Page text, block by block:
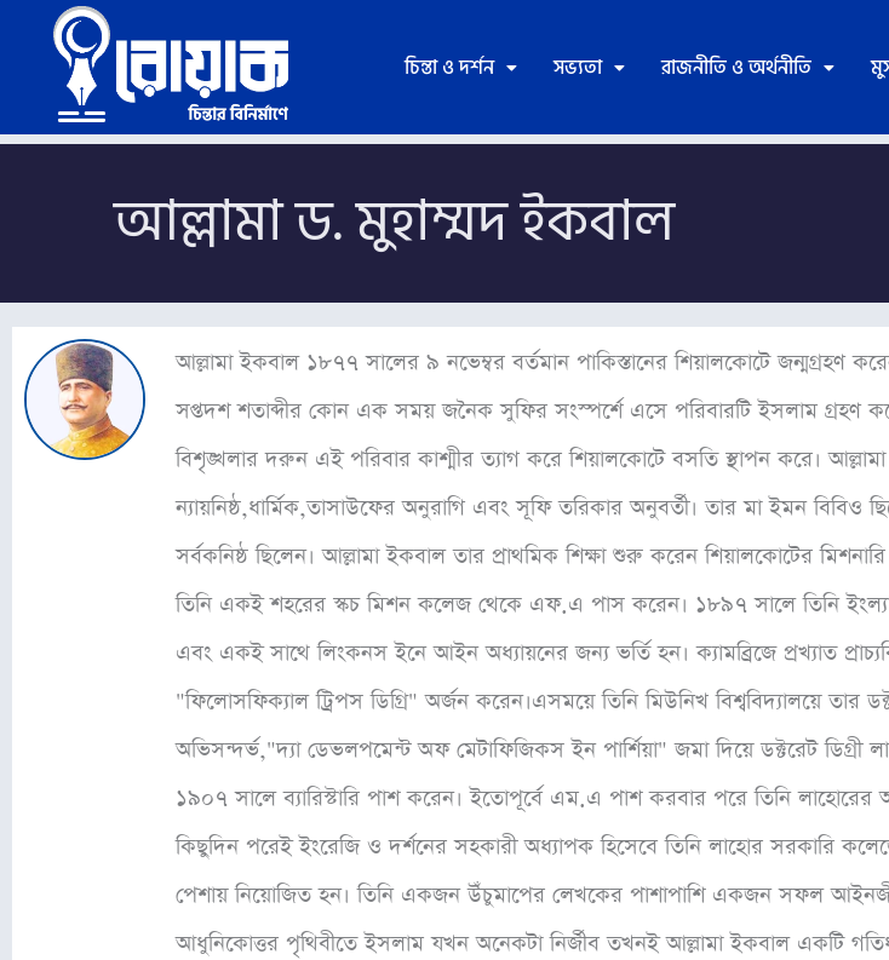
চিন্তা ও দর্শন সভ্যতা রাজনীতি ও অর্থনীতি
আল্লামা ড. মুহাম্মদ ইকবাল
আল্লামা ইকবাল ১৮৭৭ সালের ৯ নভেম্বর বর্তমান পাকিস্তানের শিয়ালকোটে জন্মগ্রহণ
সপ্তদশ শতাব্দীর কোন এক সময় জনৈক সুফির সংস্পর্শে এসে পরিবারটি ইসলাম গ্রহণ
বিশৃঙ্খলার দরুন এই পরিবার কাশ্মীর ত্যাগ করে শিয়ালকোটে বসতি স্থাপন করে।
ন্যায়নিষ্ঠ,ধার্মিক,তাসাউফের অনুরাগি এবং সূফি তরিকার অনুবর্তী। তার মা ইমন বিবিও
সর্বকনিষ্ঠ ছিলেন। আল্লামা ইকবাল তার প্রাথমিক শিক্ষা শুরু করেন শিয়ালকোটের
তিনি একই শহরের স্কচ মিশন কলেজ থেকে এফ.এ পাস করেন। ১৮৯৭ সালে তিনি
এবং একই সাথে লিংকনস ইনে আইন অধ্যায়নের জন্য ভর্তি হন। ক্যামব্রিজে প্রখ্যাত
"ফিলোসফিক্যাল ট্রিপস ডিগ্রি" অর্জন করেন।এসময়ে তিনি মিউনিখ বিশ্ববিদ্যালয়ে তার
অভিসন্দর্ভ,"দ্যা ডেভলপমেন্ট অফ মেটাফিজিকস ইন পার্শিয়া" জমা দিয়ে ডক্টরেট
১৯০৭ সালে ব্যারিস্টারি পাশ করেন। ইতোপূর্বে এম.এ পাশ করবার পরে তিনি
কিছুদিন পরেই ইংরেজি ও দর্শনের সহকারী অধ্যাপক হিসেবে তিনি লাহোর সরকারি
পেশায় নিয়োজিত হন। তিনি একজন উঁচুমাপের লেখকের পাশাপাশি একজন সফল
আধুনিকোত্তর পৃথিবীতে ইসলাম যখন অনেকটা নির্জীব তখনই আল্লামা ইকবাল একটি